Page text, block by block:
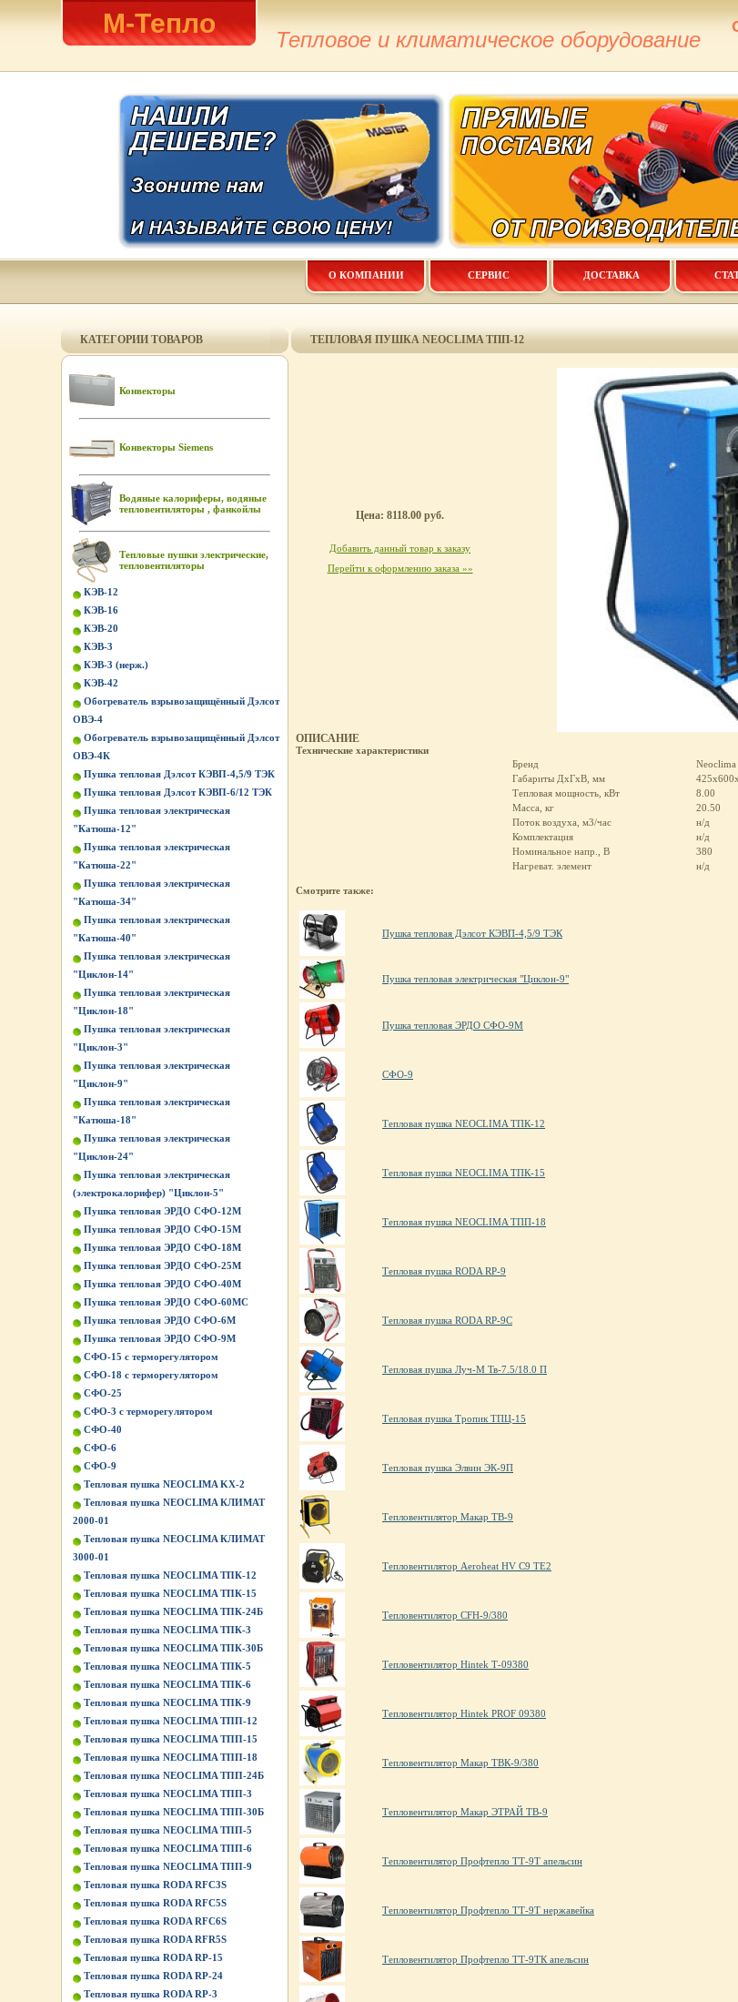
М-Тепло
Тепловое и климатическое оборудование
О КОМПАНИИ СЕРВИС ДОСТАВКА
КАТЕГОРИИ ТОВАРОВ
Конвекторы
Конвекторы Siemens
Водяные калориферы, водяные
тепловентиляторы , фанкойлы
Тепловые пушки электрические,
тепловентиляторы
КЭВ-12
КЭВ-16
КЭВ-20
КЭВ-3
КЭВ-3 (нерж.)
КЭВ-42
Обогреватель взрывозащищённый Дэлсот
ОВЭ-4
Обогреватель взрывозащищённый Дэлсот
ОВЭ-4К
Пушка тепловая Дэлсот КЭВП-4,5/9 ТЭК
Пушка тепловая Дэлсот КЭВП-6/12 ТЭК
Пушка тепловая электрическая
"Катюша-12"
Пушка тепловая электрическая
"Катюша-22"
Пушка тепловая электрическая
"Катюша-34"
Пушка тепловая электрическая
"Катюша-40"
Пушка тепловая электрическая
"Циклон-14"
Пушка тепловая электрическая
"Циклон-18"
Пушка тепловая электрическая
"Циклон-3"
Пушка тепловая электрическая
"Циклон-9"
Пушка тепловая электрическая
"Катюша-18"
Пушка тепловая электрическая
"Циклон-24"
Пушка тепловая электрическая
(электрокалорифер) "Циклон-5"
Пушка тепловая ЭРДО СФО-12М
Пушка тепловая ЭРДО СФО-15М
Пушка тепловая ЭРДО СФО-18М
Пушка тепловая ЭРДО СФО-25М
Пушка тепловая ЭРДО СФО-40М
Пушка тепловая ЭРДО СФО-60МС
Пушка тепловая ЭРДО СФО-6М
Пушка тепловая ЭРДО СФО-9М
СФО-15 с терморегулятором
СФО-18 с терморегулятором
СФО-25
СФО-3 с терморегулятором
СФО-40
СФО-6
СФО-9
Тепловая пушка NEOCLIMA KХ-2
Тепловая пушка NEOCLIMA КЛИМАТ
2000-01
Тепловая пушка NEOCLIMA КЛИМАТ
3000-01
Тепловая пушка NEOCLIMA ТПК-12
Тепловая пушка NEOCLIMA ТПК-15
Тепловая пушка NEOCLIMA ТПК-24Б
Тепловая пушка NEOCLIMA ТПК-3
Тепловая пушка NEOCLIMA ТПК-30Б
Тепловая пушка NEOCLIMA ТПК-5
Тепловая пушка NEOCLIMA ТПК-6
Тепловая пушка NEOCLIMA ТПК-9
Тепловая пушка NEOCLIMA ТПП-12
Тепловая пушка NEOCLIMA ТПП-15
Тепловая пушка NEOCLIMA ТПП-18
Тепловая пушка NEOCLIMA ТПП-24Б
Тепловая пушка NEOCLIMA ТПП-3
Тепловая пушка NEOCLIMA ТПП-30Б
Тепловая пушка NEOCLIMA ТПП-5
Тепловая пушка NEOCLIMA ТПП-6
Тепловая пушка NEOCLIMA ТПП-9
Тепловая пушка RODA RFC3S
Тепловая пушка RODA RFC5S
Тепловая пушка RODA RFC6S
Тепловая пушка RODA RFR5S
Тепловая пушка RODA RP-15
Тепловая пушка RODA RP-24
Тепловая пушка RODA RP-3
ТЕПЛОВАЯ ПУШКА NEOCLIMA ТПП-12
Цена: 8118.00 руб.
Добавить данный товар к заказу
Перейти к оформлению заказа »»
ОПИСАНИЕ
Технические характеристики
Бренд
Neoclima
Габариты ДхГхВ, мм
Тепловая мощность, кВт
8.00
Масса, кг
20.50
Поток воздуха, м3/час
н/д
Комплектация
н/д
Номинальное напр., В
380
Нагреват. элемент
н/д
Смотрите также:
Пушка тепловая Дэлсот КЭВП-4,5/9 ТЭК
Пушка тепловая электрическая "Циклон-9"
Пушка тепловая ЭРДО СФО-9М
СФО-9
Тепловая пушка NEOCLIMA ТПК-12
Тепловая пушка NEOCLIMA ТПК-15
Тепловая пушка NEOCLIMA ТПП-18
Тепловая пушка RODA RP-9
Тепловая пушка RODA RP-9C
Тепловая пушка Луч-М Тв-7.5/18.0 П
Тепловая пушка Тропик ТПЦ-15
Тепловая пушка Элвин ЭК-9П
Тепловентилятор Макар ТВ-9
Тепловентилятор Aeroheat HV C9 TE2
Тепловентилятор CFH-9/380
Тепловентилятор Hintek Т-09380
Тепловентилятор Hintek PROF 09380
Тепловентилятор Макар ТВК-9/380
Тепловентилятор Макар ЭТРАЙ ТВ-9
Тепловентилятор Профтепло ТТ-9Т апельсин
Тепловентилятор Профтепло ТТ-9Т нержавейка
Тепловентилятор Профтепло ТТ-9ТК апельсин